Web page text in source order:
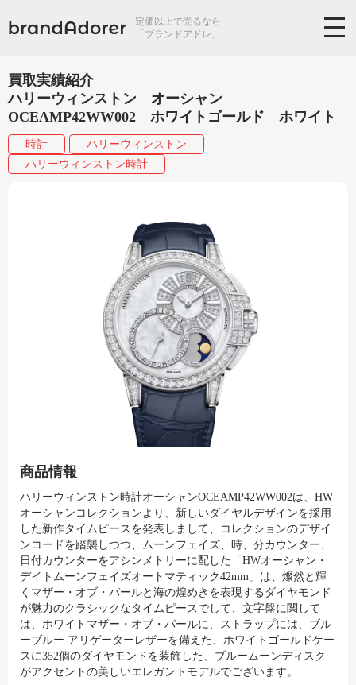
定価以上で売るなら
「ブランドアドレ」
買取実績紹介
ハリーウィンストン オーシャン
OCEAMP42WW002 ホワイトゴールド ホワイト
時計
ハリーウィンストン
ハリーウィンストン時計
商品情報
ハリーウィンストン時計オーシャンOCEAMP42WW002は、HW
オーシャンコレクションより、新しいダイヤルデザインを採用
した新作タイムピースを発表しまして、コレクションのデザイ
ンコードを踏襲しつつ、ムーンフェイズ、時、分カウンター、
日付カウンターをアシンメトリーに配した「HWオーシャン・
デイトムーンフェイズオートマティック42mm」は、燦然と輝
くマザー・オブ・パールと海の煌めきを表現するダイヤモンド
が魅力のクラシックなタイムピースでして、文字盤に関して
は、ホワイトマザー・オブ・パールに、ストラップには、ブル
ーブルー アリゲーターレザーを備えた、ホワイトゴールドケー
スに352個のダイヤモンドを装飾した、ブルームーンディスク
がアクセントの美しいエレガントモデルでございます。